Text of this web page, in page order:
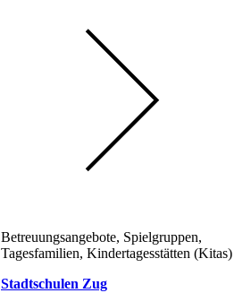
Betreuungsangebote, Spielgruppen,
Tagesfamilien, Kindertagesstätten (Kitas)
Stadtschulen Zug